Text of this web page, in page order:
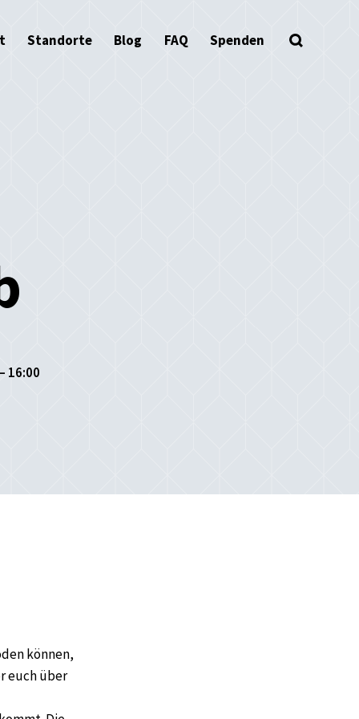
Standorte Blog FAQ Spenden
16:00
können,
euch über